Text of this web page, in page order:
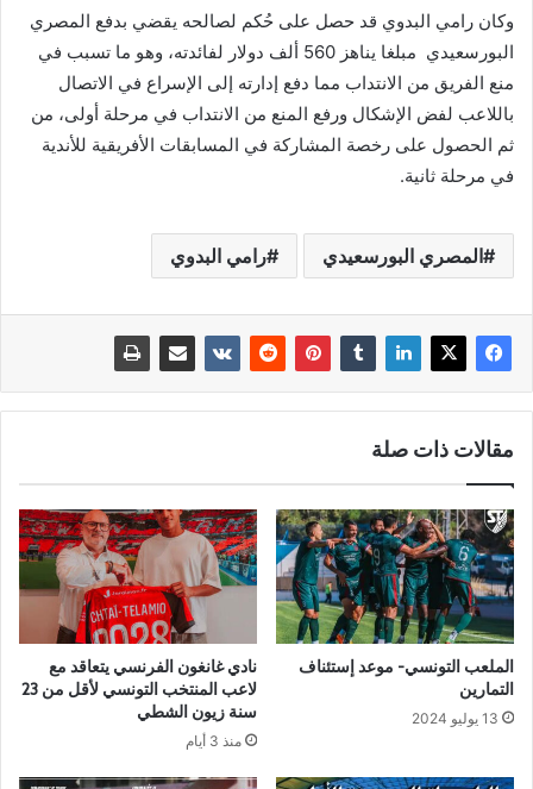
وكان رامي البدوي قد حصل على حُكم لصالحه يقضي بدفع المصري
البورسعيدي مبلغا يناهز 560 ألف دولار لفائدته، وهو ما تسبب في
منع الفريق من الانتداب مما دفع إدارته إلى الإسراع في الاتصال
باللاعب لفض الإشكال ورفع المنع من الانتداب في مرحلة أولى، من
ثم الحصول على رخصة المشاركة في المسابقات الأفريقية للأندية
في مرحلة ثانية.
المصري البورسعيدي رامي البدوي
مقالات ذات صلة
الملعب التونسي- موعد إستئناف
التمارين
13 يوليو 2024
نادي غانغون الفرنسي يتعاقد مع
لاعب المنتخب التونسي لأقل من 23
سنة زيون الشطي
منذ 3 أيام